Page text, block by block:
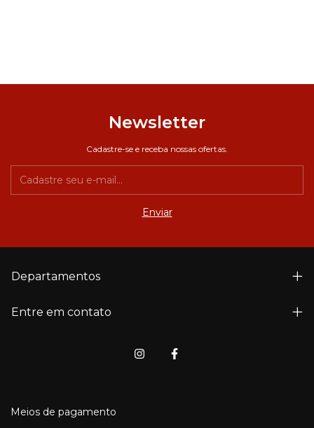
Newsletter
Cadastre-se e receba nossas ofertas.
Departamentos
Entre em contato
Meios de pagamento